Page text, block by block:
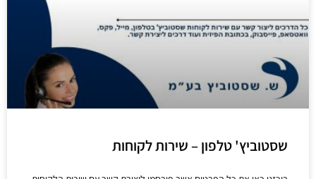
שסטוביץ' טלפון – שירות לקוחות